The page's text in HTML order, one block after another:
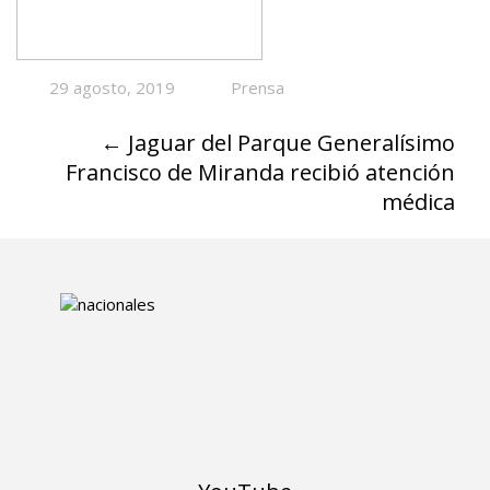
29 agosto, 2019 Prensa
← Jaguar del Parque Generalísimo
Francisco de Miranda recibió atención
médica